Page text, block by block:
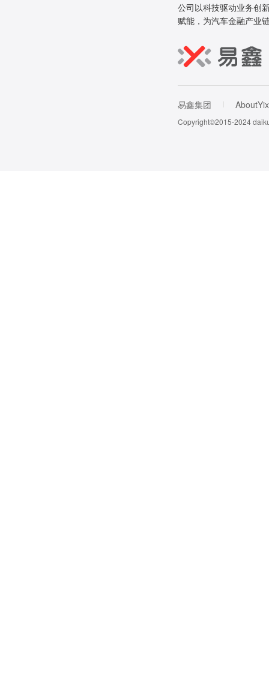
公司以科技驱动业务创
赋能，为汽车金融产业
易鑫集团
Copyright©2015-2024